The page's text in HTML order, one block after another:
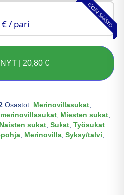
ISOIN SÄÄSTÖ
/ pari
| 20,80 €
Osastot: Merinovillasukat
Miesten sukat
Naisten sukat Sukat Työsukat
Merinovilla Syksy/talvi